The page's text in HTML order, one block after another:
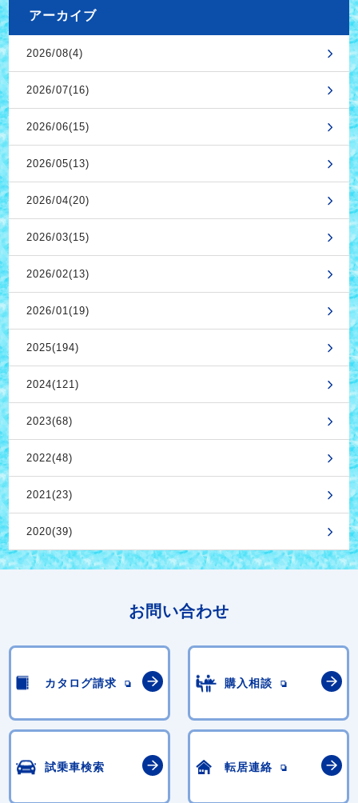
アーカイブ
2026/08(4)
2026/07(16)
2026/06(15)
2026/05(13)
2026/04(20)
2026/03(15)
2026/02(13)
2026/01(19)
2025(194)
2024(121)
2023(68)
2022(48)
2021(23)
2020(39)
お問い合わせ
カタログ請求 購入相談
試乗車検索 転居連絡